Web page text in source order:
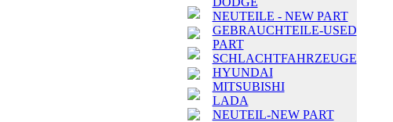
NEUTEILE - NEW PART
GEBRAUCHTEILE-USED
PART
SCHLACHTFAHRZEUGE
HYUNDAI
MITSUBISHI
LADA
NEUTEIL-NEW PART